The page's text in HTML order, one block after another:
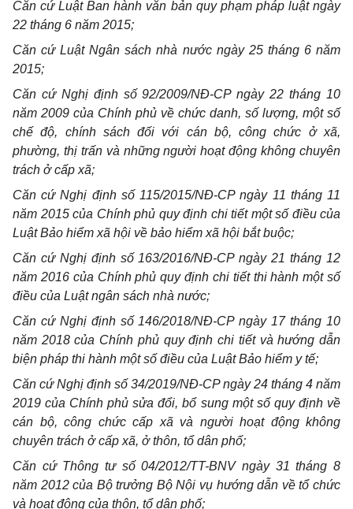
Căn cứ Luật Ban hành văn bản quy phạm pháp luật ngày
22 tháng 6 năm 2015;
Căn cứ Luật Ngân sách nhà nước ngày 25 tháng 6 năm
2015;
Căn cứ Nghị định số 92/2009/NĐ-CP ngày 22 tháng 10
năm 2009 của Chính phủ về chức danh, số lượng, một số
chế độ, chính sách đối với cán bộ, công chức ở xã,
phường, thị trấn và những người hoạt động không chuyên
trách ở cấp xã;
Căn cứ Nghị định số 115/2015/NĐ-CP ngày 11 tháng 11
năm 2015 của Chính phủ quy định chi tiết một số điều của
Luật Bảo hiểm xã hội về bảo hiểm xã hội bắt buộc;
Căn cứ Nghị định số 163/2016/NĐ-CP ngày 21 tháng 12
năm 2016 của Chính phủ quy định chi tiết thi hành một số
điều của Luật ngân sách nhà nước;
Căn cứ Nghị định số 146/2018/NĐ-CP ngày 17 tháng 10
năm 2018 của Chính phủ quy định chi tiết và hướng dẫn
biện pháp thi hành một số điều của Luật Bảo hiểm y tế;
Căn cứ Nghị định số 34/2019/NĐ-CP ngày 24 tháng 4 năm
2019 của Chính phủ sửa đổi, bổ sung một số quy định về
cán bộ, công chức cấp xã và người hoạt động không
chuyên trách ở cấp xã, ở thôn, tổ dân phố;
Căn cứ Thông tư số 04/2012/TT-BNV ngày 31 tháng 8
năm 2012 của Bộ trưởng Bộ Nội vụ hướng dẫn về tổ chức
và hoạt động của thôn, tổ dân phố;